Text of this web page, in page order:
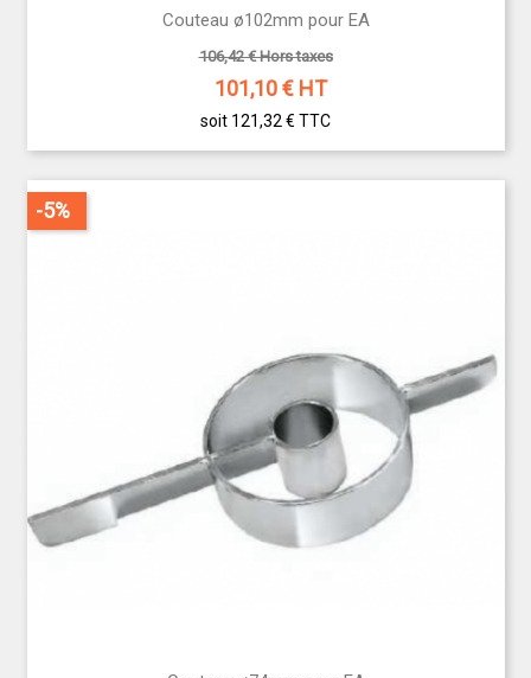
Couteau ø102mm pour EA
106,42 € Hors taxes
101,10€ HT
soit 121,32 € TTC
-5%